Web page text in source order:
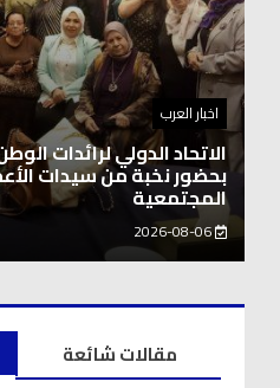
اخبار العرب
اغنيتين وطنيتين جميلتين
بركات
2026-08-06
مقالات شائعة